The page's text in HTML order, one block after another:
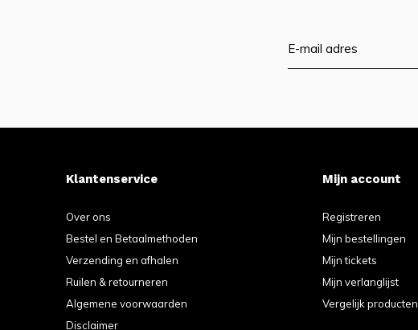
Klantenservice
Over ons
Bestel en Betaalmethoden
Verzending en afhalen
Ruilen & retourneren
Algemene voorwaarden
Disclaimer
Mijn account
Registreren
Mijn bestellingen
Mijn tickets
Mijn verlanglijst
Vergelijk producten